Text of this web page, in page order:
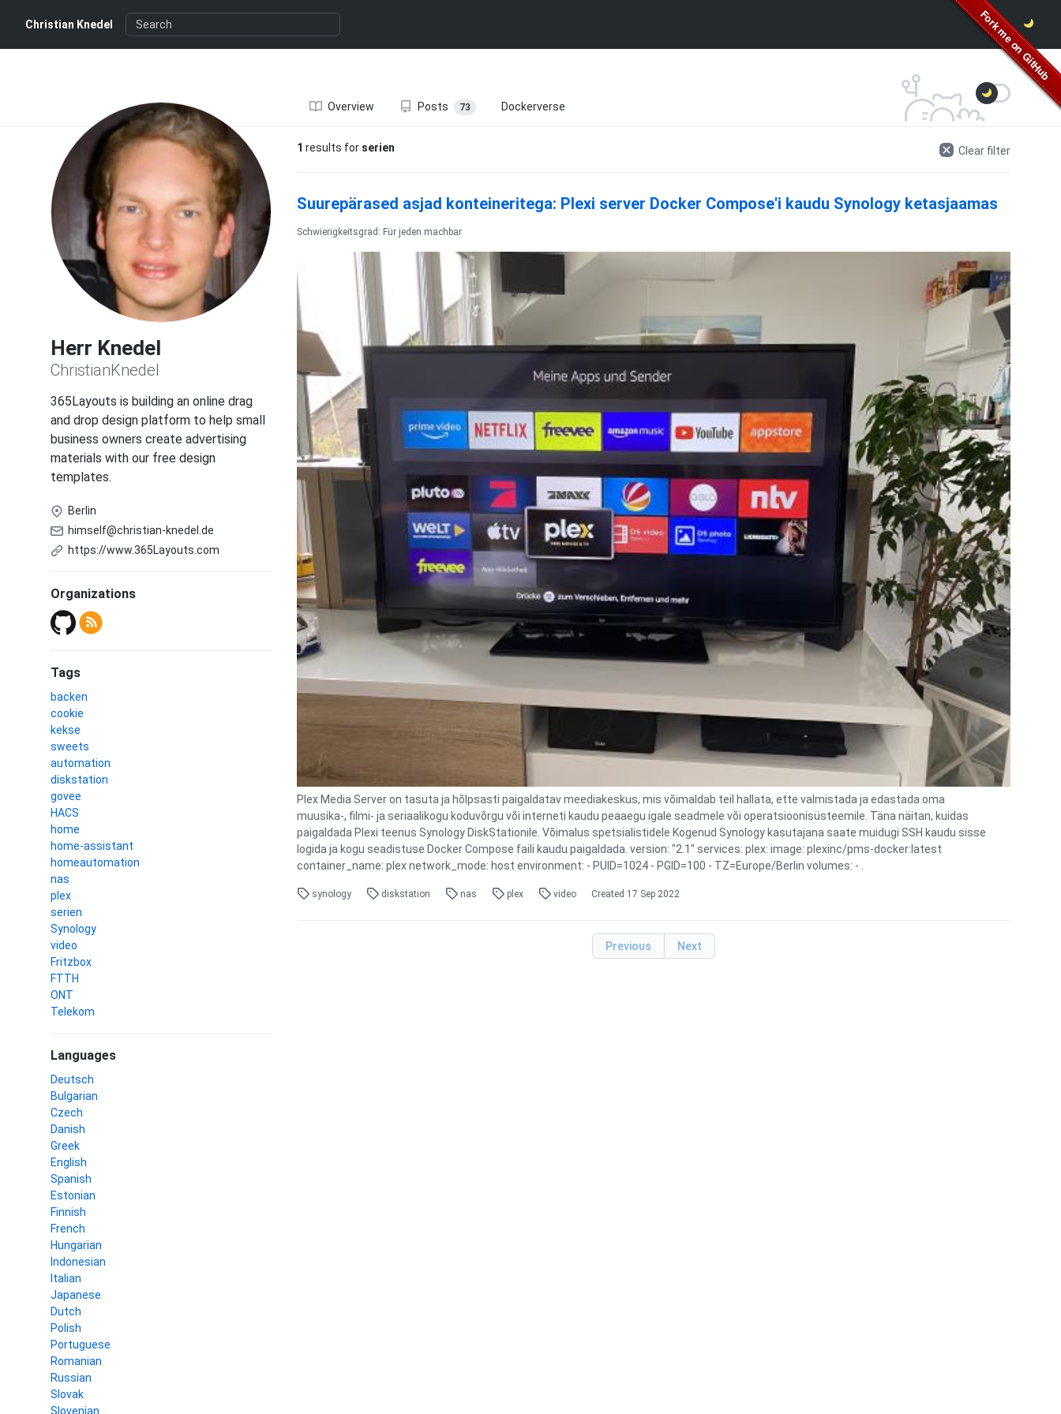
Christian Knedel
Overview Posts 73 Dockerverse
Herr Knedel
Herr Knedel
ChristianKnedel
365Layouts is building an online drag
and drop design platform to help small
business owners create advertising
materials with our free design
templates.
Berlin
himself@christian-knedel.de
https://www.365Layouts.com
Organizations
Tags
backen
cookie
kekse
sweets
automation
diskstation
govee
HACS
home
home-assistant
homeautomation
nas
plex
serien
Synology
video
Fritzbox
FTTH
ONT
Telekom
Languages
Deutsch
Bulgarian
Czech
Danish
Greek
English
Spanish
Estonian
Finnish
French
Hungarian
Indonesian
Italian
Japanese
Dutch
Polish
Portuguese
Romanian
Russian
Slovak
Slovenian
1 results for serien Clear filter
Suurepärased asjad konteineritega: Plexi server Docker Compose'i kaudu Synology ketasjaamas
Schwierigkeitsgrad: Für jeden machbar
Plex Media Server on tasuta ja hõlpsasti paigaldatav meediakeskus, mis võimaldab teil hallata, ette valmistada ja edastada oma
muusika-, filmi- ja seriaalikogu koduvõrgu või interneti kaudu peaaegu igale seadmele või operatsioonisüsteemile. Täna näitan, kuidas
paigaldada Plexi teenus Synology DiskStationile. Võimalus spetsialistidele Kogenud Synology kasutajana saate muidugi SSH kaudu sisse
logida ja kogu seadistuse Docker Compose faili kaudu paigaldada. version: "2.1" services: plex: image: plexinc/pms-docker:latest
container_name: plex network_mode: host environment: - PUID=1024 - PGID=100 - TZ=Europe/Berlin volumes: - .
synology diskstation nas plex video Created 17 Sep 2022
Previous Next